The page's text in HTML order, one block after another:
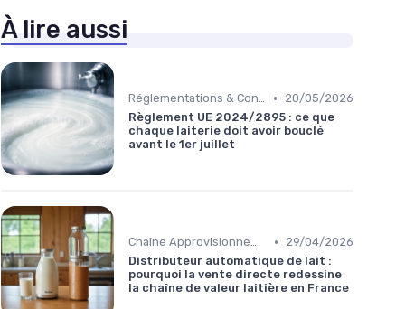
À lire aussi
Réglementations & Conformité •
20/05/2026
Règlement UE 2024/2895 : ce que
chaque laiterie doit avoir bouclé
avant le 1er juillet
Chaîne Approvisionnement •
29/04/2026
Distributeur automatique de lait :
pourquoi la vente directe redessine
la chaîne de valeur laitière en France